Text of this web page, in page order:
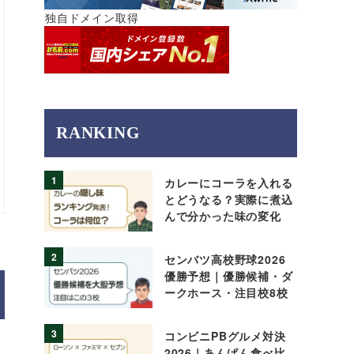
独自ドメイン取得
RANKING
1
カレーにコーラを入れる
とどうなる？実際に煮込
んで分かった味の変化
2
センバツ高校野球2026
優勝予想｜優勝候補・ダ
ークホース・注目校8校
3
コンビニPBグルメ対決